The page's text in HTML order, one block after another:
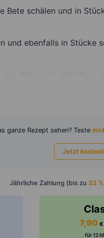
Bete schälen und in
und ebenfalls in Stücke
ganze Rezept sehen? Teste invi
Jetzt
Jährliche Zahlung (bis zu 33
7,90 €
für 12